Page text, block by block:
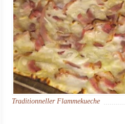
Traditionneller Flammekueche